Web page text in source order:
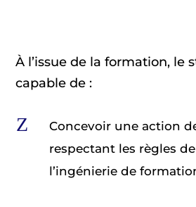
À l’issue de la formation, le
capable de :
Z
Concevoir une action
respectant les règles
l’ingénierie de